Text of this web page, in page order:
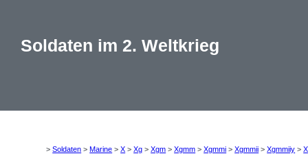
Soldaten im 2. Weltkrieg
>Soldaten >Marine >X >Xg >Xgm >Xgmm >Xgmmi >Xgmmii >Xgmmiiy >